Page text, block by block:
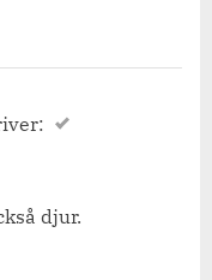
djur.